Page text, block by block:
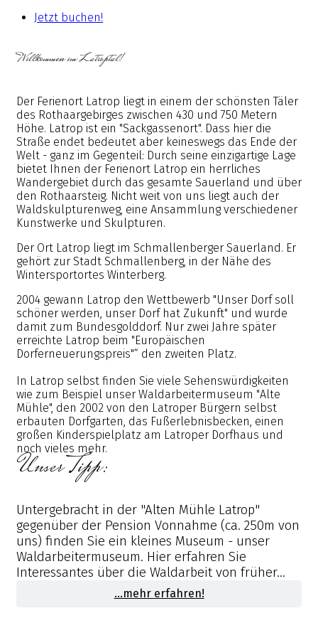
Jetzt buchen!
Willkommen im Latroptal!
Der Ferienort Latrop liegt in einem der schönsten Täler
des Rothaargebirges zwischen 430 und 750 Metern
Höhe. Latrop ist ein "Sackgassenort". Dass hier die
Straße endet bedeutet aber keineswegs das Ende der
Welt - ganz im Gegenteil: Durch seine einzigartige Lage
bietet Ihnen der Ferienort Latrop ein herrliches
Wandergebiet durch das gesamte Sauerland und über
den Rothaarsteig. Nicht weit von uns liegt auch der
Waldskulpturenweg, eine Ansammlung verschiedener
Kunstwerke und Skulpturen.
Der Ort Latrop liegt im Schmallenberger Sauerland. Er
gehört zur Stadt Schmallenberg, in der Nähe des
Wintersportortes Winterberg.
2004 gewann Latrop den Wettbewerb "Unser Dorf soll
schöner werden, unser Dorf hat Zukunft" und wurde
damit zum Bundesgolddorf. Nur zwei Jahre später
erreichte Latrop beim "Europäischen
Dorferneuerungspreis"“ den zweiten Platz.
In Latrop selbst finden Sie viele Sehenswürdigkeiten
wie zum Beispiel unser Waldarbeitermuseum "Alte
Mühle", den 2002 von den Latroper Bürgern selbst
erbauten Dorfgarten, das Fußerlebnisbecken, einen
großen Kinderspielplatz am Latroper Dorfhaus und
noch vieles mehr.
Unser Tipp:
Untergebracht in der "Alten Mühle Latrop"
gegenüber der Pension Vonnahme (ca. 250m von
uns) finden Sie ein kleines Museum - unser
Waldarbeitermuseum. Hier erfahren Sie
Interessantes über die Waldarbeit von früher...
...mehr erfahren!